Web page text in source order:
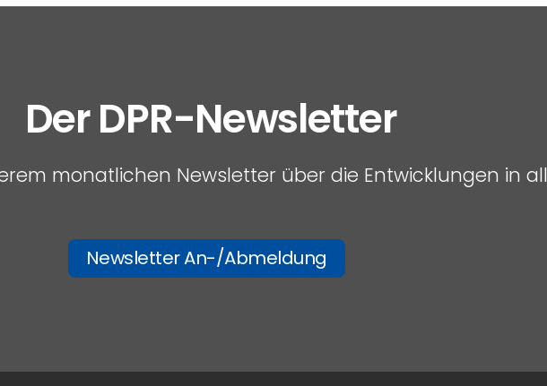
Der DPR-Newsletter
monatlichen Newsletter über die Entwicklungen in
Newsletter An-/Abmeldung